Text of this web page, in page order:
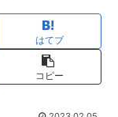
はてブ
コピー